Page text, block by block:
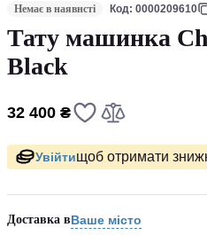
Немає в наявнсті Код: 0000209610
Тату машинка
Black
32 400 ₴
Увійтищоб отримати
Доставка вВаше місто